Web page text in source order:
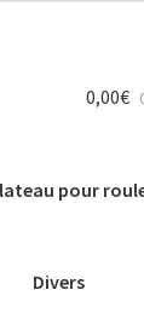
0,00€
pour
Divers